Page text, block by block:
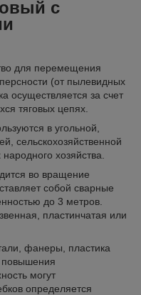
с
для перемещения
(от пылевидных
осуществляется за счет
тяговых цепях.
в угольной,
сельскохозяйственной
хозяйства.
во вращение
собой сварные
до 3 метров.
пластинчатая или
фанеры, пластика
повышения
могут
определяется